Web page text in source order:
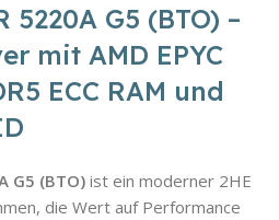
5220A G5 (BTO) –
mit AMD EPYC
ECC RAM und
G5 (BTO) ist ein moderner 2HE
die Wert auf Performance